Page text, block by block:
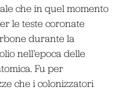
che in quel momento
le teste coronate
durante la
nell’epoca delle
Fu per
che i colonizzatori